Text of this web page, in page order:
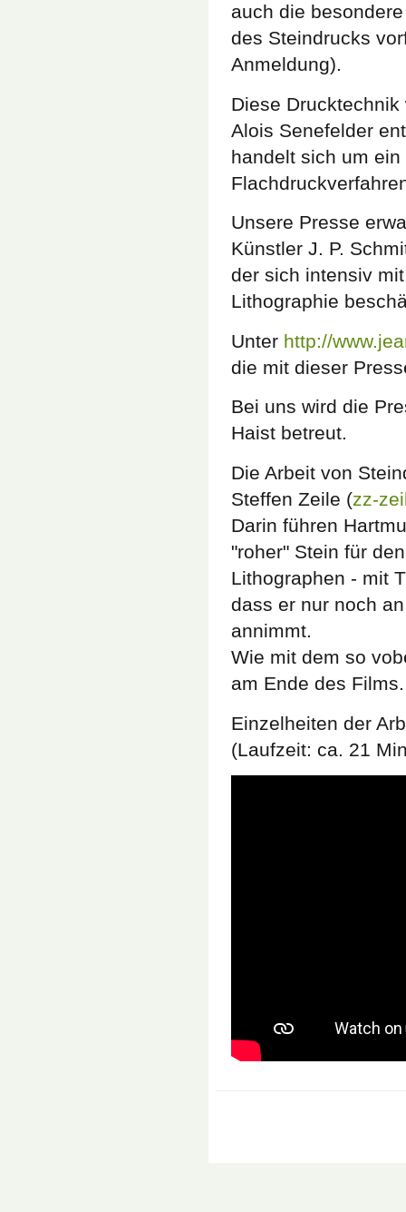
auch die
des Steindrucks
Anmeldung).
Diese
Alois Senefelder
handelt sich um ein
Unsere Presse
Künstler J. P.
der sich intensiv
Lithographie
Unter http://
die mit dieser
Bei uns wird die
Haist betreut.
Die Arbeit von
Steffen Zeile (zz-
Darin führen
"roher" Stein für
Lithographen - mit
dass er nur noch
annimmt.
Wie mit dem so
am Ende des Films.
Einzelheiten der
(Laufzeit: ca. 21